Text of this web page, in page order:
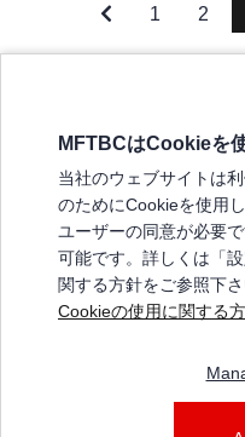
1 2
弊社の製品について
販売店リスト
よくある質問 / お問い合わせ
特定商取引法に基づく表記
三菱ふそうショップ_利用規約
MFTBCはCookieを
当社のウェブサイトは
のためにCookieを使用
ユーザーの同意が必要
可能です。詳しくは「
関する方針をご参照下さ
Cookieの使用に関する